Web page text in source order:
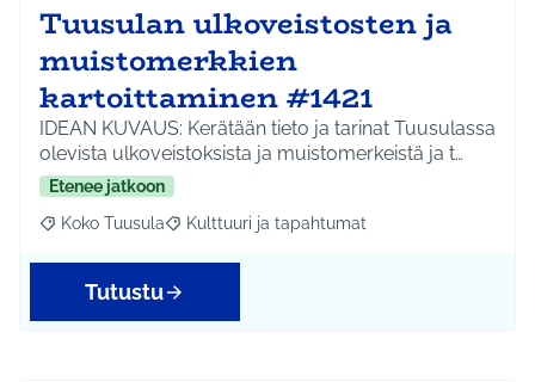
Tuusulan ulkoveistosten ja
muistomerkkien
kartoittaminen #1421
IDEAN KUVAUS: Kerätään tieto ja tarinat Tuusulassa
olevista ulkoveistoksista ja muistomerkeistä ja t…
Etenee jatkoon
Rajaa tulokset aihepiirin mukaan: Koko Tuusula
Koko Tuusula Rajaa tulokset teeman mukaan: Kulttuuri ja
Kulttuuri ja tapahtumat
Tutustu